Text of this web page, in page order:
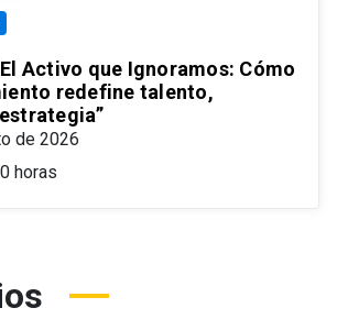
Activo que Ignoramos: Cómo
redefine talento,
de 2026
horas